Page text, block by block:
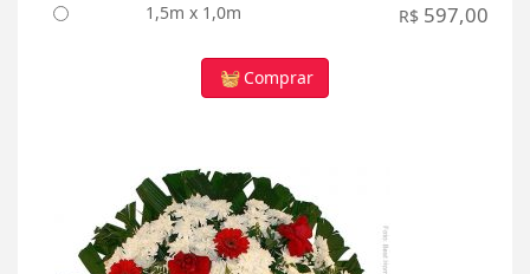
1,5m x 1,0m R$ 597,00
Comprar